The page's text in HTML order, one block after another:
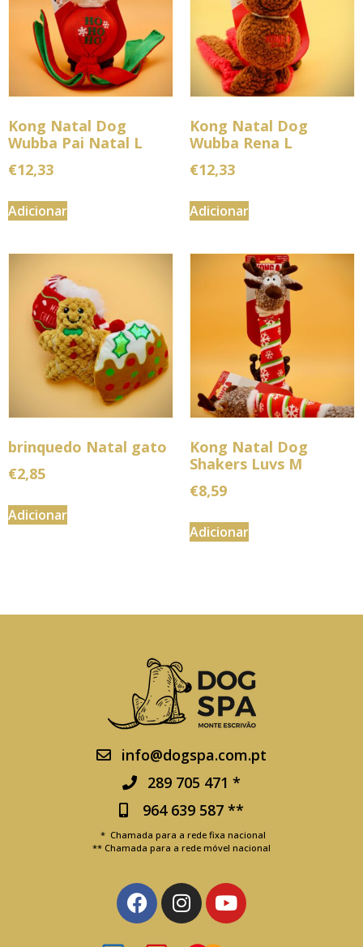
Kong Natal Dog
Wubba Pai Natal L
€12,33
Adicionar
Kong Natal Dog
Wubba Rena L
€12,33
Adicionar
brinquedo Natal gato
€2,85
Adicionar
Kong Natal Dog
Shakers Luvs M
€8,59
Adicionar
info@dogspa.com.pt
289 705 471 *
964 639 587 **
* Chamada para a rede fixa nacional
** Chamada para a rede móvel nacional